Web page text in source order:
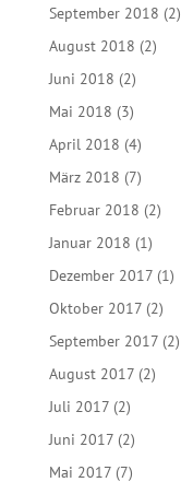
September 2018 (2)
August 2018 (2)
Juni 2018 (2)
Mai 2018 (3)
April 2018 (4)
März 2018 (7)
Februar 2018 (2)
Januar 2018 (1)
Dezember 2017(1)
Oktober 2017(2)
September 2017(2)
August 2017(2)
Juli 2017(2)
Juni 2017(2)
Mai 2017(7)